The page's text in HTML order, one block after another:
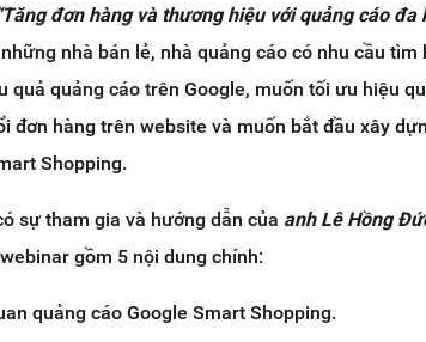
đơn hàng và thương hiệu với quảng cáo
nhà bán lẻ, nhà quảng cáo có nhu cầu
quả quảng cáo trên Google, muốn tối ưu hiệu
đơn hàng trên website và muốn bắt đầu xây
Shopping.
sự tham gia và hướng dẫn của anh Lê Hồng
gồm 5 nội dung chính:
quảng cáo Google Smart Shopping.